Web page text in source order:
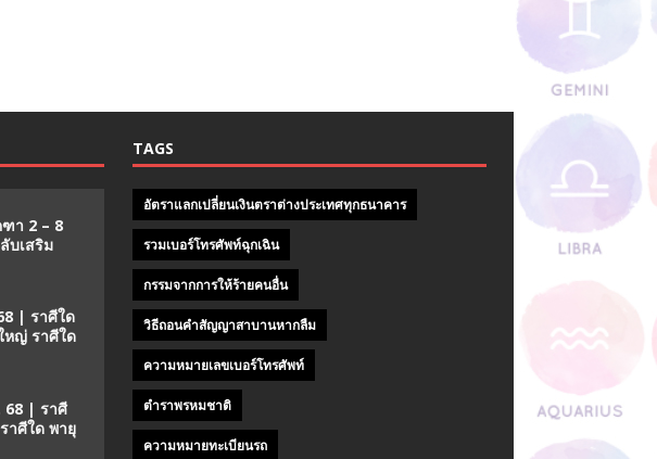
า 2 – 8
บเสริม
| ราศีใด
หญ่ ราศีใด
68 | ราศี
าศีใด พายุ
TAGS
อัตราแลกเปลี่ยนเงินตราต่างประเทศทุกธนาคาร
รวมเบอร์โทรศัพท์ฉุกเฉิน
กรรมจากการให้ร้ายคนอื่น
วิธีถอนคําสัญญาสาบานหากลืม
ความหมายเลขเบอร์โทรศัพท์
ตำราพรหมชาติ
ความหมายทะเบียนรถ